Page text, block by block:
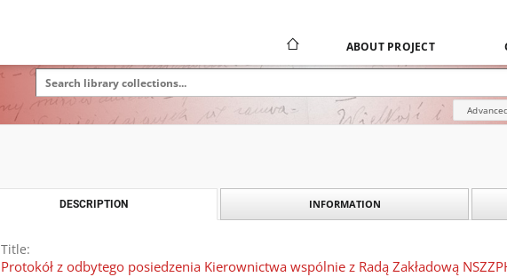
ABOUT PROJECT
DESCRIPTION INFORMATION
Title:
Protokół z odbytego posiedzenia Kierownictwa wspólnie z Radą Zakładową